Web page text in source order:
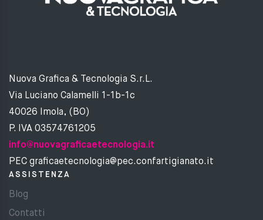
Nuova Grafica & Tecnologia S.r.L.
Via Luciano Calamelli 1-1b-1c
40026 Imola, (BO)
P. IVA 03574761205
info@nuovagraficaetecnologia.it
PEC graficaetecnologia@pec.confartigianato.it
ASSISTENZA
Blog
Contatti